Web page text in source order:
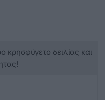
κρησφύγετο δειλίας και